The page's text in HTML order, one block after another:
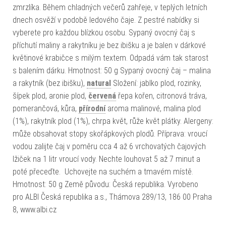
zmrzlíka. Během chladných večerů zahřeje, v teplých letních
dnech osvěží v podobě ledového čaje. Z pestré nabídky si
vyberete pro každou blízkou osobu. Sypaný ovocný čaj s
příchutí maliny a rakytníku je bez ibišku a je balen v dárkové
květinové krabičce s milým textem. Odpadá vám tak starost
s balením dárku. Hmotnost: 50 g Sypaný ovocný čaj – malina
a rakytník (bez ibišku), natural Složení: jablko plod, rozinky,
šípek plod, aronie plod, červená řepa kořen, citronová tráva,
pomerančová, kůra, přírodníaroma malinové, malina plod
(1%), rakytník plod (1%), chrpa květ, růže květ plátky. Alergeny:
může obsahovat stopy skořápkových plodů. Příprava: vroucí
vodou zalijte čaj v poměru cca 4 až 6 vrchovatých čajových
lžiček na 1 litr vroucí vody. Nechte louhovat 5 až 7 minut a
poté přeceďte. Uchovejte na suchém a tmavém místě.
Hmotnost: 50 g Země původu: Česká republika. Vyrobeno
pro ALBI Česká republika a.s., Thámova 289/13, 186 00 Praha
8, www.albi.cz